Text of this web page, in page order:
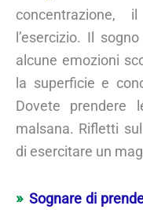
l’esercizio. Il
alcune emozioni
la superficie e
Dovete prendere
malsana. Rifletti
di esercitare un
Sognare di